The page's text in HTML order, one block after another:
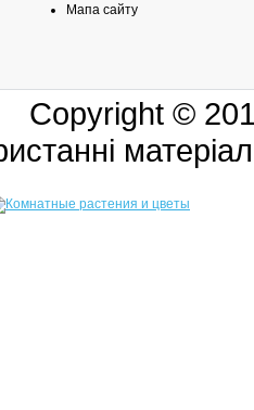
Мапа сайту
Copyright ©